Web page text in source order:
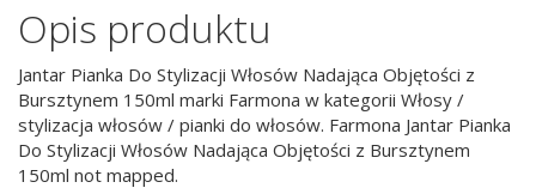
Opis produktu
Jantar Pianka Do Stylizacji Włosów Nadająca Objętości z
Bursztynem 150ml marki Farmona w kategorii Włosy /
stylizacja włosów / pianki do włosów. Farmona Jantar Pianka
Do Stylizacji Włosów Nadająca Objętości z Bursztynem
150ml not mapped.